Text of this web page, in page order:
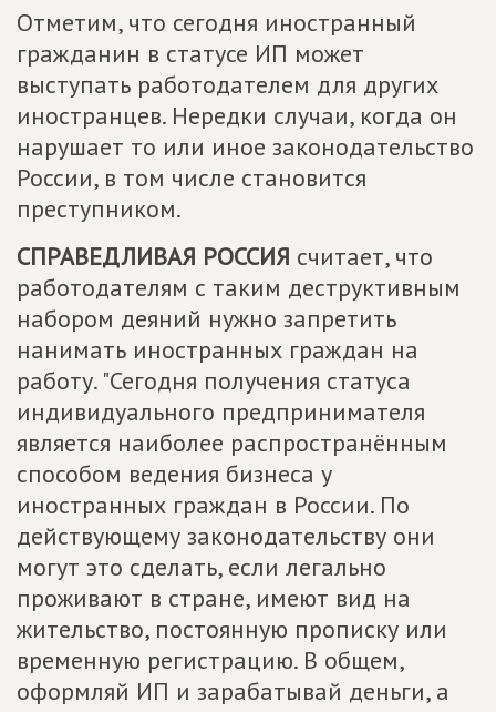
Отметим, что сегодня иностранный
гражданин в статусе ИП может
выступать работодателем для других
иностранцев. Нередки случаи, когда он
нарушает то или иное законодательство
России, в том числе становится
преступником.
СПРАВЕДЛИВАЯ РОССИЯ считает, что
работодателям с таким деструктивным
набором деяний нужно запретить
нанимать иностранных граждан на
работу. "Сегодня получения статуса
индивидуального предпринимателя
является наиболее распространённым
способом ведения бизнеса у
иностранных граждан в России. По
действующему законодательству они
могут это сделать, если легально
проживают в стране, имеют вид на
жительство, постоянную прописку или
временную регистрацию. В общем,
оформляй ИП и зарабатывай деньги, а